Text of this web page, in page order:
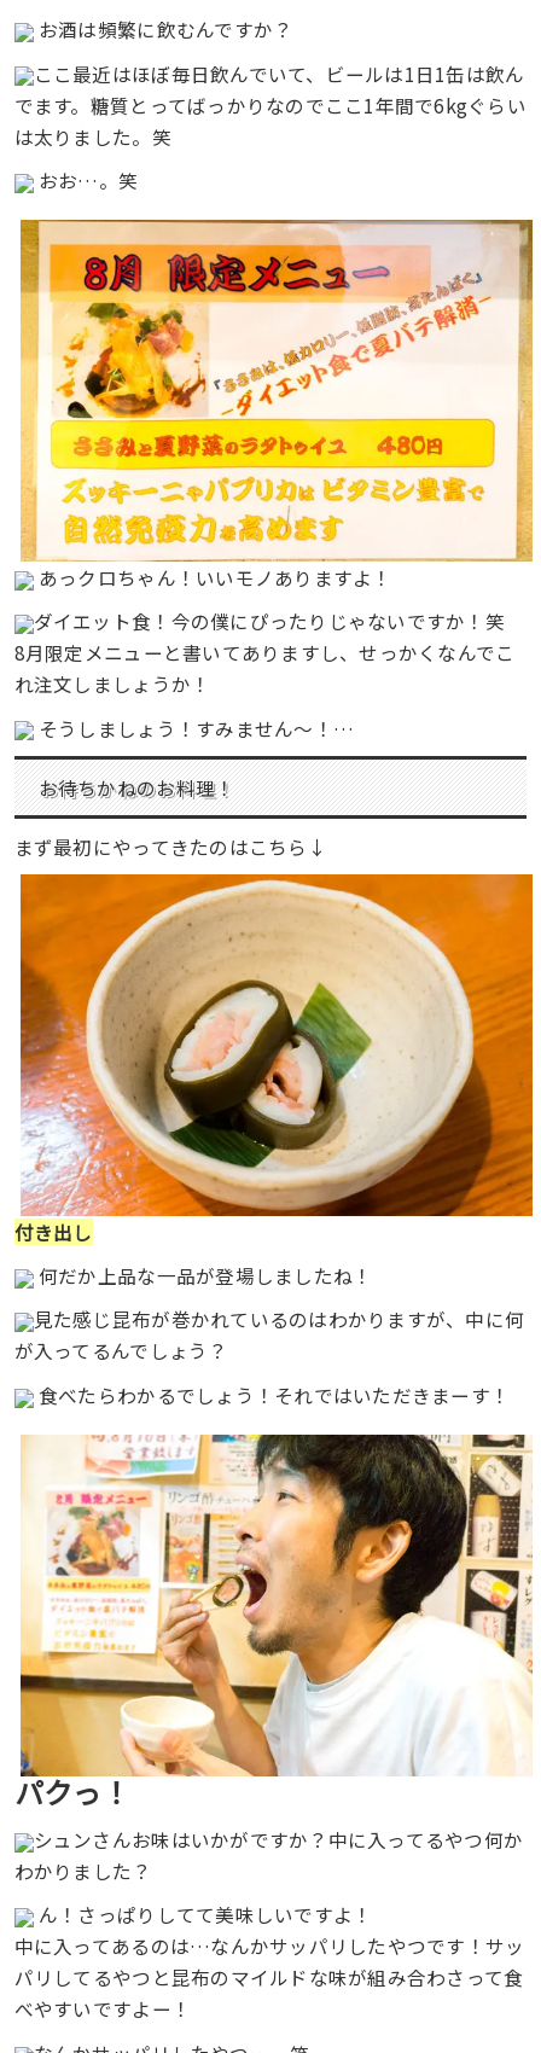
お酒は頻繁に飲むんですか？
ここ最近はほぼ毎日飲んでいて、ビールは1日1缶は飲ん
でます。糖質とってばっかりなのでここ1年間で6kgぐらい
は太りました。笑
おお…。笑
あっクロちゃん！いいモノありますよ！
ダイエット食！今の僕にぴったりじゃないですか！笑
8月限定メニューと書いてありますし、せっかくなんでこ
れ注文しましょうか！
そうしましょう！すみません〜！…
お待ちかねのお料理！
まず最初にやってきたのはこちら↓
付き出し
何だか上品な一品が登場しましたね！
見た感じ昆布が巻かれているのはわかりますが、中に何
が入ってるんでしょう？
食べたらわかるでしょう！それではいただきまーす！
パクっ！
シュンさんお味はいかがですか？中に入ってるやつ何か
わかりました？
ん！さっぱりしてて美味しいですよ！
中に入ってあるのは…なんかサッパリしたやつです！サッ
パリしてるやつと昆布のマイルドな味が組み合わさって食
べやすいですよー！